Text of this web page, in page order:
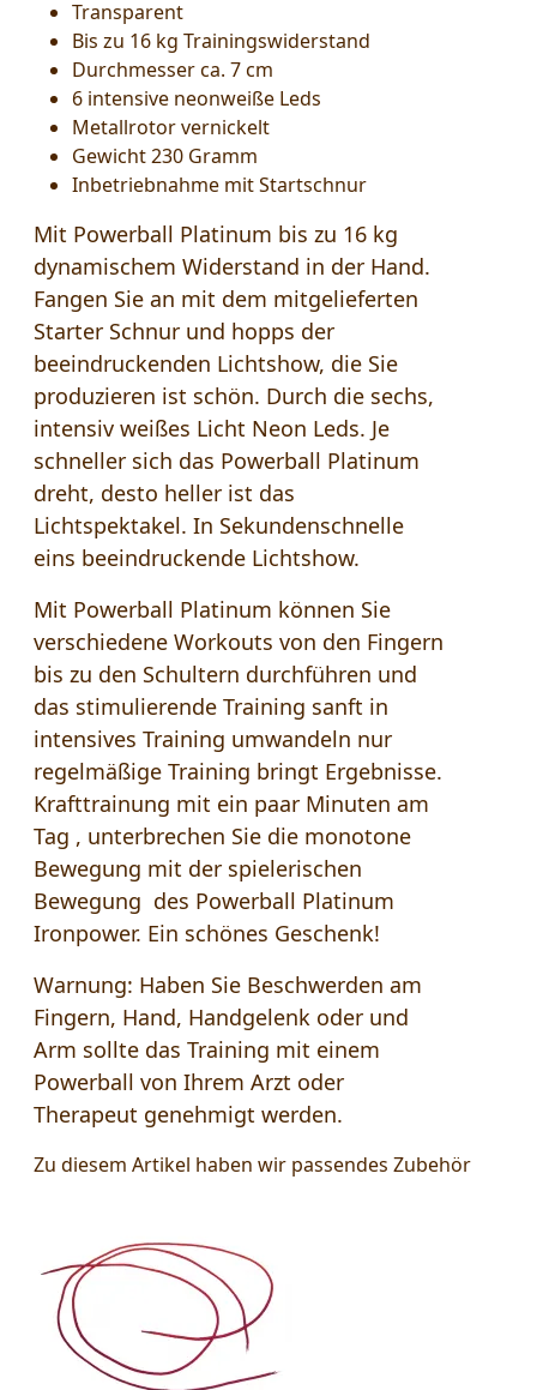
Transparent
Bis zu 16 kg Trainingswiderstand
Durchmesser ca. 7 cm
6 intensive neonweiße Leds
Metallrotor vernickelt
Gewicht 230 Gramm
Inbetriebnahme mit Startschnur
Mit Powerball Platinum bis zu 16 kg
dynamischem Widerstand in der Hand.
Fangen Sie an mit dem mitgelieferten
Starter Schnur und hopps der
beeindruckenden Lichtshow, die Sie
produzieren ist schön. Durch die sechs,
intensiv weißes Licht Neon Leds. Je
schneller sich das Powerball Platinum
dreht, desto heller ist das
Lichtspektakel. In Sekundenschnelle
eins beeindruckende Lichtshow.
Mit Powerball Platinum können Sie
verschiedene Workouts von den Fingern
bis zu den Schultern durchführen und
das stimulierende Training sanft in
intensives Training umwandeln nur
regelmäßige Training bringt Ergebnisse.
Krafttrainung mit ein paar Minuten am
Tag , unterbrechen Sie die monotone
Bewegung mit der spielerischen
Bewegung des Powerball Platinum
Ironpower. Ein schönes Geschenk!
Warnung: Haben Sie Beschwerden am
Fingern, Hand, Handgelenk oder und
Arm sollte das Training mit einem
Powerball von Ihrem Arzt oder
Therapeut genehmigt werden.
Zu diesem Artikel haben wir passendes Zubehör